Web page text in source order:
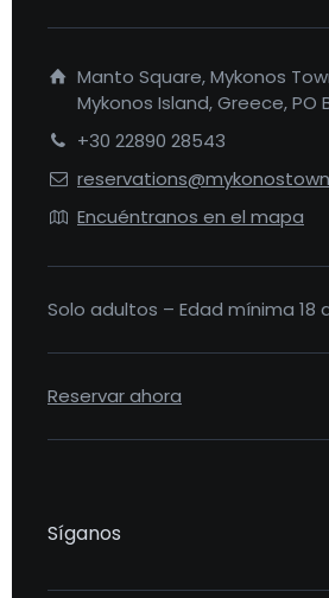
Manto Square, Mykonos
Mykonos Island, Greece, PO
+30 22890 28543
Encuéntranos en el mapa
Solo adultos – Edad mínima 18
Reservar ahora
Síganos